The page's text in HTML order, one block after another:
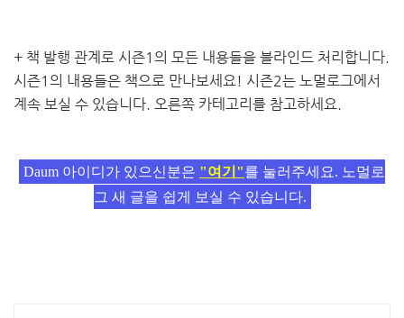
+ 책 발행 관계로 시즌1의 모든 내용들을 블라인드 처리합니다.
시즌1의 내용들은 책으로 만나보세요! 시즌2는 노멀로그에서
계속 보실 수 있습니다. 오른쪽 카테고리를 참고하세요.
Daum 아이디가 있으신분은 "여기"를 눌러주세요. 노멀로
그 새 글을 쉽게 보실 수 있습니다.